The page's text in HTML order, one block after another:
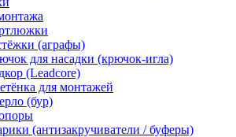
(аграфы)
для насадки (крючок-игла)
(Leadcore)
для монтажей
(бур)
(антизакручиватели / буферы)